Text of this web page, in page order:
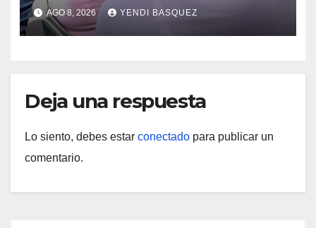
Guaira para garantizar protección
epidemiológica
AGO 8, 2026 YENDI BASQUEZ
Deja una respuesta
Lo siento, debes estar conectado para publicar un
comentario.